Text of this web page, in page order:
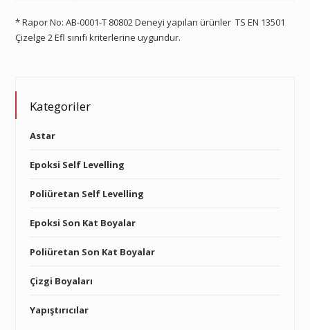
* Rapor No: AB-0001-T 80802 Deneyi yapılan ürünler TS EN 13501
Çizelge 2 Efl sınıfı kriterlerine uygundur.
Kategoriler
Astar
Epoksi Self Levelling
Poliüretan Self Levelling
Epoksi Son Kat Boyalar
Poliüretan Son Kat Boyalar
Çizgi Boyaları
Yapıştırıcılar